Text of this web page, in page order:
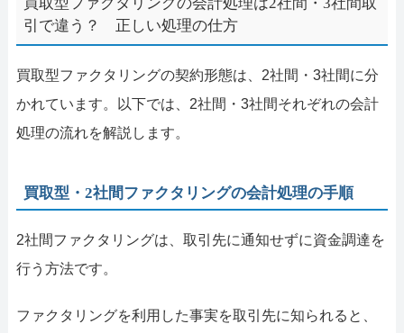
引で違う？ 正しい処理の仕方
買取型ファクタリングの契約形態は、2社間・3社間に分
かれています。以下では、2社間・3社間それぞれの会計
処理の流れを解説します。
買取型・2社間ファクタリングの会計処理の手順
2社間ファクタリングは、取引先に通知せずに資金調達を
行う方法です。
ファクタリングを利用した事実を取引先に知られると、